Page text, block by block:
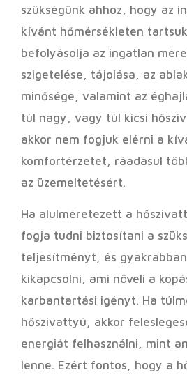
szükségünk ahhoz, hogy az
kívánt hőmérsékleten
befolyásolja az ingatlan
szigetelése, tájolása, az
minősége, valamint az
túl nagy, vagy túl kicsi
akkor nem fogjuk elérni a
komfortérzetet, ráadásul
az üzemeltetésért.
Ha alulméretezett a
fogja tudni biztosítani a
teljesítményt, és
kikapcsolni, ami növeli a
karbantartási igényt. Ha
hőszivattyú, akkor
energiát felhasználni, mint
lenne. Ezért fontos, hogy a